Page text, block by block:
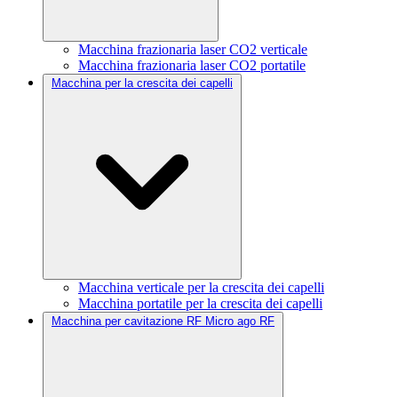
Macchina frazionaria laser CO2 verticale
Macchina frazionaria laser CO2 portatile
Macchina per la crescita dei capelli
Macchina verticale per la crescita dei capelli
Macchina portatile per la crescita dei capelli
Macchina per cavitazione RF Micro ago RF